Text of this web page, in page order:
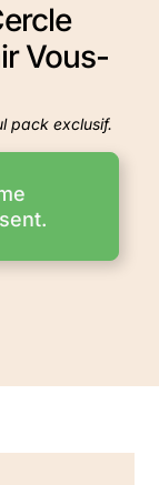
Vous-
pack exclusif.